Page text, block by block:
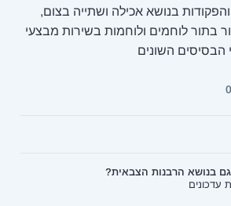
בנושא אכילה ושתייה בצום,
בתור לוחמים ולוחמות בשירות מבצעי
הבסיסים השונים
0
גם בנושא הרבנות הצבאית?
עדכונים